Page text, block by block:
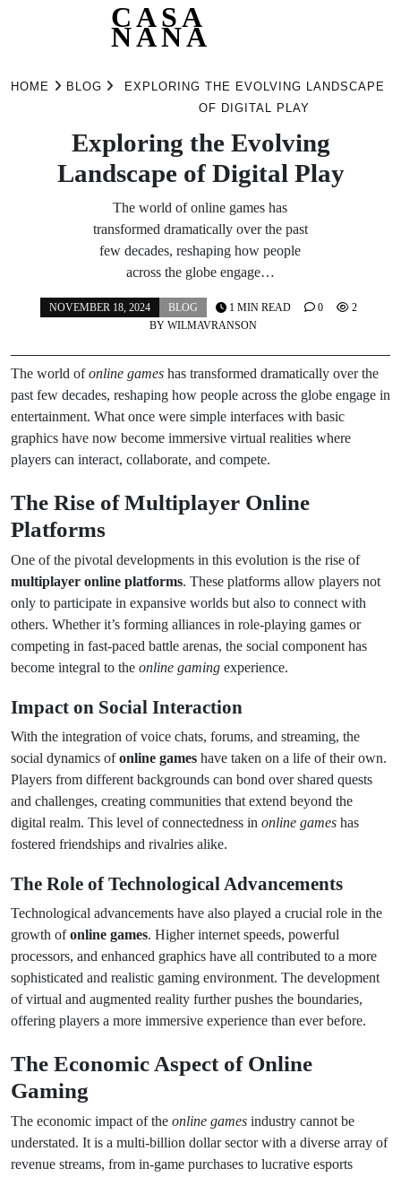
CASA
NANA
HOME BLOG
EXPLORING THE EVOLVING LANDSCAPE
OF DIGITAL PLAY
Exploring the Evolving
Landscape of Digital Play
The world of online games has
transformed dramatically over the past
few decades, reshaping how people
across the globe engage…
NOVEMBER 18, 2024
BLOG
BY WILMAVRANSON
1 MIN READ 0 2
The world ofonline games has transformed dramatically over the
past few decades, reshaping how people across the globe engage in
entertainment. What once were simple interfaces with basic
graphics have now become immersive virtual realities where
players can interact, collaborate, and compete.
The Rise of Multiplayer Online
Platforms
One of the pivotal developments in this evolution is the rise of
multiplayer online platforms. These platforms allow players not
only to participate in expansive worlds but also to connect with
others. Whether it’s forming alliances in role-playing games or
competing in fast-paced battle arenas, the social component has
become integral to the online gaming experience.
Impact on Social Interaction
With the integration of voice chats, forums, and streaming, the
social dynamics ofonline games have taken on a life of their own.
Players from different backgrounds can bond over shared quests
and challenges, creating communities that extend beyond the
digital realm. This level of connectedness in online games has
fostered friendships and rivalries alike.
The Role of Technological Advancements
Technological advancements have also played a crucial role in the
growth ofonline games. Higher internet speeds, powerful
processors, and enhanced graphics have all contributed to a more
sophisticated and realistic gaming environment. The development
of virtual and augmented reality further pushes the boundaries,
offering players a more immersive experience than ever before.
The Economic Aspect of Online
Gaming
The economic impact of the online games industry cannot be
understated. It is a multi-billion dollar sector with a diverse array of
revenue streams, from in-game purchases to lucrative esports